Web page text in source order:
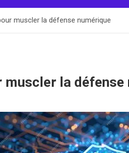
muscler la défense numérique
muscler la défense